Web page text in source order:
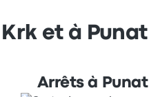
et à Punat
Arrêts à Punat